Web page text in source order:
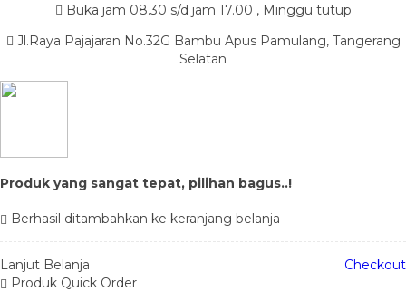
Buka jam 08.30 s/d jam 17.00 , Minggu tutup
Jl.Raya Pajajaran No.32G Bambu Apus Pamulang, Tangerang
Selatan
Produk yang sangat tepat, pilihan bagus..!
Berhasil ditambahkan ke keranjang belanja
Lanjut Belanja
Checkout
Produk Quick Order